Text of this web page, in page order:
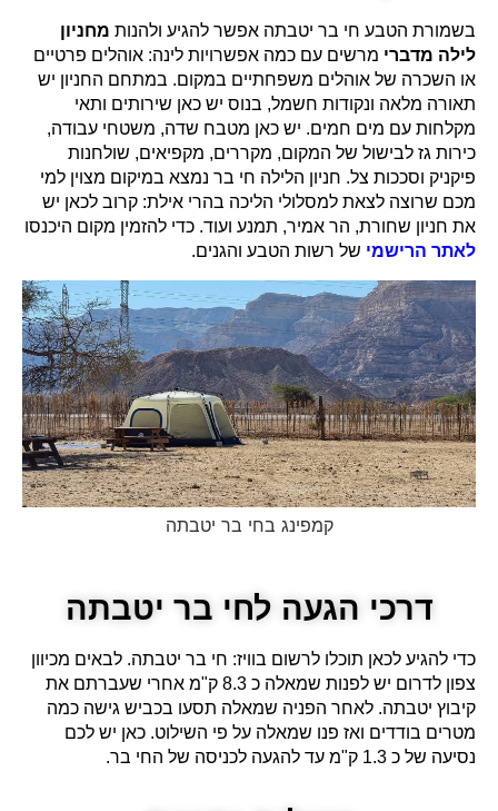
בשמורת הטבע חי בר יטבתה אפשר להגיע ולהנות מחניון
לילה מדברי מרשים עם כמה אפשרויות לינה: אוהלים פרטיים
או השכרה של אוהלים משפחתיים במקום. במתחם החניון יש
תאורה מלאה ונקודות חשמל, בנוס יש כאן שירותים ותאי
מקלחות עם מים חמים. יש כאן מטבח שדה, משטחי עבודה,
כירות גז לבישול של המקום, מקררים, מקפיאים, שולחנות
פיקניק וסככות צל. חניון הלילה חי בר נמצא במיקום מצוין למי
מכם שרוצה לצאת למסלולי הליכה בהרי אילת: קרוב לכאן יש
את חניון שחורת, הר אמיר, תמנע ועוד. כדי להזמין מקום היכנסו
לאתר הרישמי של רשות הטבע והגנים.
קמפינג בחי בר יטבתה
דרכי הגעה לחי בר יטבתה
כדי להגיע לכאן תוכלו לרשום בוויז: חי בר יטבתה. לבאים מכיוון
צפון לדרום יש לפנות שמאלה כ 8.3 ק"מ אחרי שעברתם את
קיבוץ יטבתה. לאחר הפניה שמאלה תסעו בכביש גישה כמה
מטרים בודדים ואז פנו שמאלה על פי השילוט. כאן יש לכם
נסיעה של כ 1.3 ק"מ עד להגעה לכניסה של החי בר.